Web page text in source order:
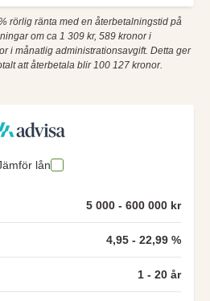
rörlig ränta med en återbetalningstid på
om ca 1 309 kr, 589 kronor i
i månatlig administrationsavgift. Detta ger
att återbetala blir 100 127 kronor.
lån
5 000 - 600 000 kr
4,95 - 22,99 %
1 - 20 år